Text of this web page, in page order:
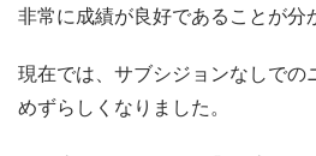
非常に成績が良好であることが分
現在では、サブシジョンなしでの
めずらしくなりました。